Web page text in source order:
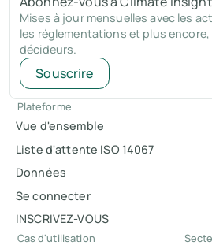
Mises à jour mensuelles avec les
les réglementations et plus
décideurs.
Souscrire
Plateforme
Vue d'ensemble
Liste d'attente ISO 14067
Données
Se connecter
INSCRIVEZ-VOUS
Cas d'utilisation